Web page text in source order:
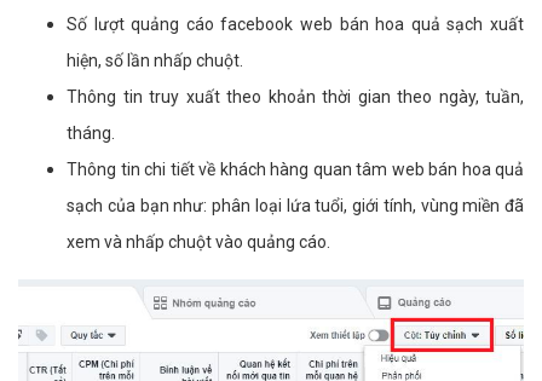
Số lượt quảng cáo facebook web bán hoa quả sạch xuất
hiện, số lần nhấp chuột.
Thông tin truy xuất theo khoản thời gian theo ngày, tuần,
tháng.
Thông tin chi tiết về khách hàng quan tâm web bán hoa quả
sạch của bạn như: phân loại lứa tuổi, giới tính, vùng miền đã
xem và nhấp chuột vào quảng cáo.